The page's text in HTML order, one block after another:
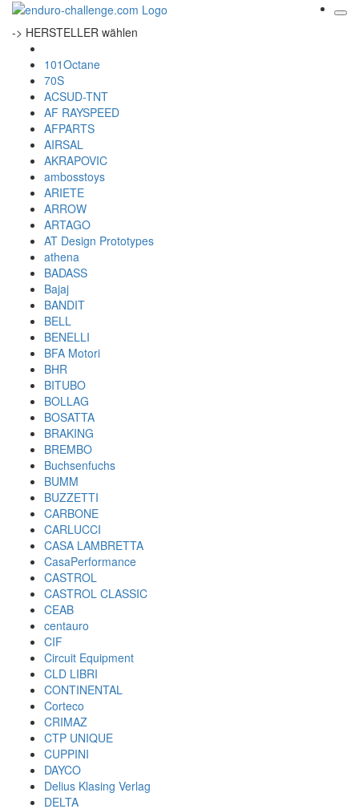
-> HERSTELLER wählen
101Octane
70S
ACSUD-TNT
AF RAYSPEED
AFPARTS
AIRSAL
AKRAPOVIC
ambosstoys
ARIETE
ARROW
ARTAGO
AT Design Prototypes
athena
BADASS
Bajaj
BANDIT
BELL
BENELLI
BFA Motori
BHR
BITUBO
BOLLAG
BOSATTA
BRAKING
BREMBO
Buchsenfuchs
BUMM
BUZZETTI
CARBONE
CARLUCCI
CASA LAMBRETTA
CasaPerformance
CASTROL
CASTROL CLASSIC
CEAB
centauro
CIF
Circuit Equipment
CLD LIBRI
CONTINENTAL
Corteco
CRIMAZ
CTP UNIQUE
CUPPINI
DAYCO
Delius Klasing Verlag
DELTA